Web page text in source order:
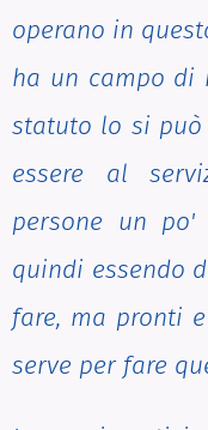
operano in
ha un campo di
statuto lo si può
essere al
persone un
quindi essendo
fare, ma pronti
serve per fare